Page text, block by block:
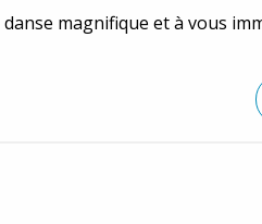
magnifique et à vous